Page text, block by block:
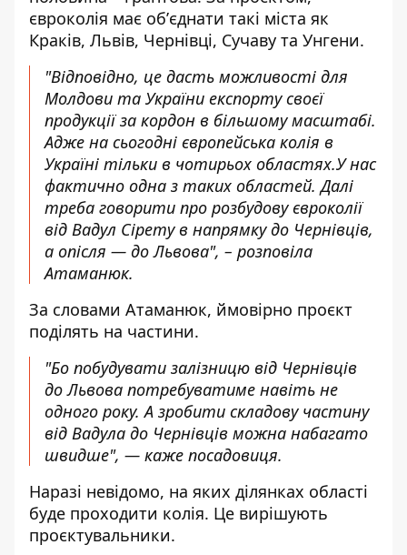
євроколія має обʼєднати такі міста як
Краків, Львів, Чернівці, Сучаву та Унгени.
"Відповідно, це дасть можливості для
Молдови та України експорту своєї
продукції за кордон в більшому масштабі.
Адже на сьогодні європейська колія в
Україні тільки в чотирьох областях.У нас
фактично одна з таких областей. Далі
треба говорити про розбудову євроколії
від Вадул Сірету в напрямку до Чернівців,
а опісля — до Львова", – розповіла
Атаманюк.
За словами Атаманюк, ймовірно проєкт
поділять на частини.
"Бо побудувати залізницю від Чернівців
до Львова потребуватиме навіть не
одного року. А зробити складову частину
від Вадула до Чернівців можна набагато
швидше", — каже посадовиця.
Наразі невідомо, на яких ділянках області
буде проходити колія. Це вирішують
проєктувальники.